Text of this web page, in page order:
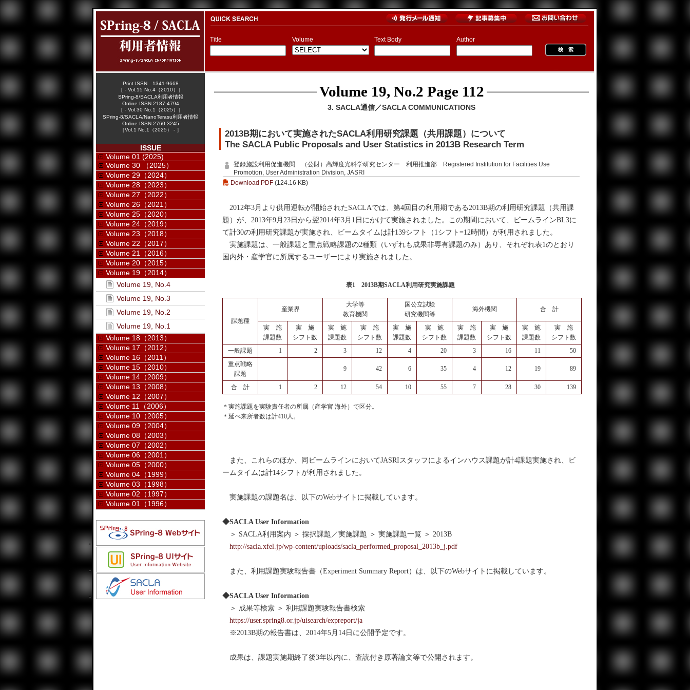
Title Volume Text Body Author
Volume 19, No.2 Page 112
3. SACLA通信／SACLA COMMUNICATIONS
2013B期において実施されたSACLA利用研究課題（共用課題）について
The SACLA Public Proposals and User Statistics in 2013B Research Term
登録施設利用促進機関 （公財）高輝度光科学研究センター 利用推進部 Registered Institution for Facilities Use
Promotion, User Administration Division, JASRI
Download PDF (124.16 KB)
2012年3月より供用運転が開始されたSACLAでは、第4回目の利用期である2013B期の利用研究課題（共用課
題）が、2013年9月23日から翌2014年3月1日にかけて実施されました。この期間において、ビームラインBL3に
て計30の利用研究課題が実施され、ビームタイムは計139シフト（1シフト=12時間）が利用されました。
実施課題は、一般課題と重点戦略課題の2種類（いずれも成果非専有課題のみ）あり、それぞれ表1のとおり
国内外・産学官に所属するユーザーにより実施されました。
表1 2013B期SACLA利用研究実施課題
課題種
産業界
大学等
教育機関
国公立試験
研究機関等
海外機関 合 計
実 施
課題数
実 施
シフト数
実 施
課題数
実 施
シフト数
実 施
課題数
実 施
シフト数
実 施
課題数
実 施
シフト数
実 施
課題数
実 施
シフト数
一般課題
1 2 3 12 4 20 3 16 11
50
重点戦略
課題
9 42 6 35 4 12 19 89
合 計 1 2 12 54 10 55 7 28 30 139
＊実施課題を実験責任者の所属（産学官 海外）で区分。
＊延べ来所者数は計410人。
また、これらのほか、同ビームラインにおいてJASRIスタッフによるインハウス課題が計4課題実施され、ビ
ームタイムは計14シフトが利用されました。
実施課題の課題名は、以下のWebサイトに掲載しています。
◆SACLA User Information
＞ SACLA利用案内 ＞ 採択課題／実施課題 ＞ 実施課題一覧 ＞ 2013B
http://sacla.xfel.jp/wp-content/uploads/sacla_performed_proposal_2013b_j.pdf
また、利用課題実験報告書（Experiment Summary Report）は、以下のWebサイトに掲載しています。
◆SACLA User Information
＞ 成果等検索 ＞ 利用課題実験報告書検索
https://user.spring8.or.jp/uisearch/expreport/ja
※2013B期の報告書は、2014年5月14日に公開予定です。
成果は、課題実施期終了後3年以内に、査読付き原著論文等で公開されます。
Print ISSN 1341-9668
［ - Vol.15 No.4（2010）］
SPring-8/SACLA利用者情報
Online ISSN 2187-4794
［ - Vol.30 No.1（2025）］
SPring-8/SACLA/NanoTerasu利用者情報
Online ISSN 2760-3245
［Vol.1 No.1（2025） - ］
ISSUE
Volume 01 (2025)
Volume 30 （2025）
Volume 29（2024）
Volume 28（2023）
Volume 27（2022）
Volume 26（2021）
Volume 25（2020）
Volume 24（2019）
Volume 23（2018）
Volume 22（2017）
Volume 21（2016）
Volume 20（2015）
Volume 19（2014）
Volume 19, No.4
Volume 19, No.3
Volume 19, No.2
Volume 19, No.1
Volume 18（2013）
Volume 17（2012）
Volume 16（2011）
Volume 15（2010）
Volume 14（2009）
Volume 13（2008）
Volume 12（2007）
Volume 11（2006）
Volume 10（2005）
Volume 09（2004）
Volume 08（2003）
Volume 07（2002）
Volume 06（2001）
Volume 05（2000）
Volume 04（1999）
Volume 03（1998）
Volume 02（1997）
Volume 01（1996）